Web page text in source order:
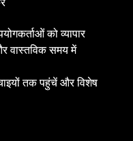
को व्यापार
वास्तविक समय में
तक पहुंचें और विशेष